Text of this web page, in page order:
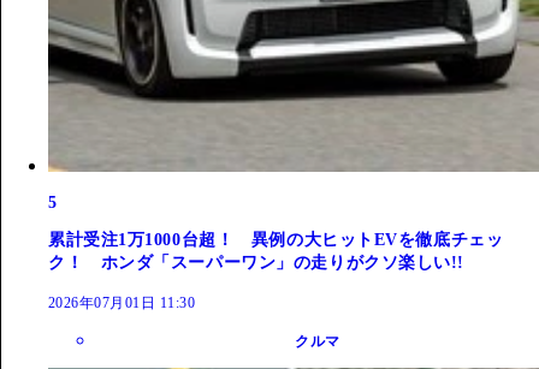
5
累計受注1万1000台超！ 異例の大ヒットEVを徹底チェッ
ク！ ホンダ「スーパーワン」の走りがクソ楽しい!!
2026年07月01日 11:30
クルマ